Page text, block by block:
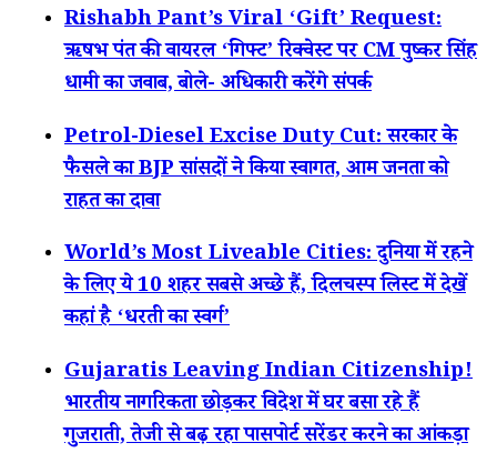
Rishabh Pant’s Viral ‘Gift’ Request:
ऋषभ पंत की वायरल ‘गिफ्ट’ रिक्वेस्ट पर CM पुष्कर सिंह
धामी का जवाब, बोले- अधिकारी करेंगे संपर्क
Petrol-Diesel Excise Duty Cut: सरकार के
फैसले का BJP सांसदों ने किया स्वागत, आम जनता को
राहत का दावा
World’s Most Liveable Cities: दुनिया में रहने
के लिए ये 10 शहर सबसे अच्छे हैं, दिलचस्प लिस्ट में देखें
कहां है ‘धरती का स्वर्ग’
Gujaratis Leaving Indian Citizenship!
भारतीय नागरिकता छोड़कर विदेश में घर बसा रहे हैं
गुजराती, तेजी से बढ़ रहा पासपोर्ट सरेंडर करने का आंकड़ा